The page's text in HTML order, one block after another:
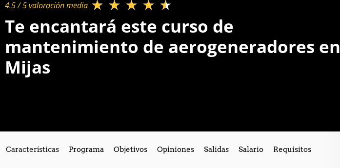
4.5 / 5 valoración media​ ★ ★ ★ ★ ★
Te encantará este curso de
mantenimiento de aerogeneradores en
Mijas
Características Programa Objetivos Opiniones Salidas Salario Requisitos